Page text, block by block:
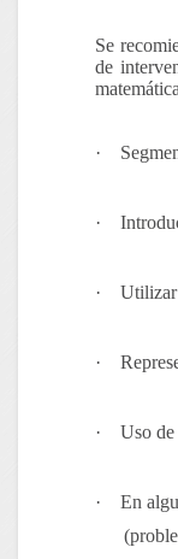
Se
de
·
·
·
·
· Uso de
·
En